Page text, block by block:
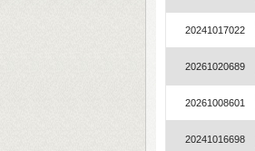
20241017022
20261020689
20261008601
20241016698